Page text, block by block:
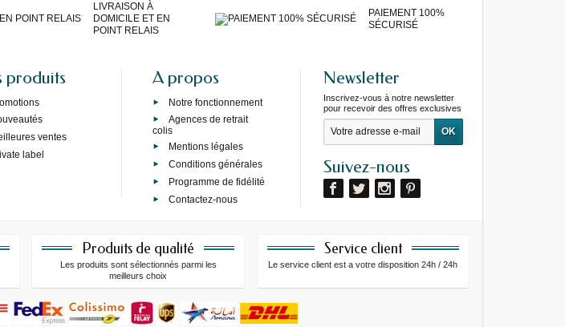
LIVRAISON À
DOMICILE ET EN
POINT RELAIS
PAIEMENT 100%
SÉCURISÉ
produits
ventes
label
A propos
Notre fonctionnement
Agences de retrait
colis
Mentions légales
Conditions générales
Programme de fidélité
Contactez-nous
Newsletter
Inscrivez-vous à notre newsletter
pour recevoir des offres exclusives
Suivez-nous
Produits de qualité
Les produits sont sélectionnés parmi les
meilleurs choix
Service client
Le service client est a votre disposition 24h / 24h